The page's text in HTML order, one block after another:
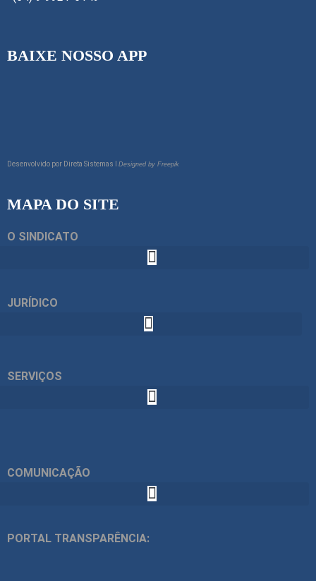
BAIXE NOSSO APP
Desenvolvido por Direta Sistemas I Designed by Freepik
MAPA DO SITE
O SINDICATO
JURÍDICO
SERVIÇOS
COMUNICAÇÃO
PORTAL TRANSPARÊNCIA: